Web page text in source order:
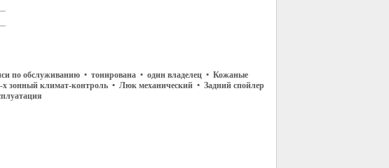
по обслуживанию • тонирована • один владелец • Кожаные
х зонный климат-контроль • Люк механический • Задний спойлер